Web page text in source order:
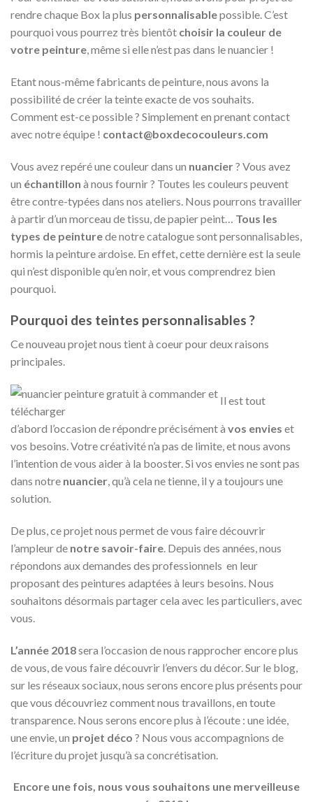
rendre chaque Box la plus personnalisablepossible. C’est
pourquoi vous pourrez très bientôt choisir la couleur de
votre peinture, même si elle n’est pas dans le nuancier !
Etant nous-même fabricants de peinture, nous avons la
possibilité de créer la teinte exacte de vos souhaits.
Comment est-ce possible ? Simplement en prenant contact
avec notre équipe ! contact@boxdecocouleurs.com
Vous avez repéré une couleur dans un nuancier? Vous avez
un échantillon à nous fournir ? Toutes les couleurs peuvent
être contre-typées dans nos ateliers. Nous pourrons travailler
à partir d’un morceau de tissu, de papier peint… Tous les
types de peinturede notre catalogue sont personnalisables,
hormis la peinture ardoise. En effet, cette dernière est la seule
qui n’est disponible qu’en noir, et vous comprendrez bien
pourquoi.
Pourquoi des teintes personnalisables ?
Ce nouveau projet nous tient à coeur pour deux raisons
principales.
Il est tout
d’abord l’occasion de répondre précisément à vos envies et
vos besoins. Votre créativité n’a pas de limite, et nous avons
l’intention de vous aider à la booster. Si vos envies ne sont pas
dans notre nuancier, qu’à cela ne tienne, il y a toujours une
solution.
De plus, ce projet nous permet de vous faire découvrir
l’ampleur de notre savoir-faire . Depuis des années, nous
répondons aux demandes des professionnels en leur
proposant des peintures adaptées à leurs besoins. Nous
souhaitons désormais partager cela avec les particuliers, avec
vous.
L’année 2018sera l’occasion de nous rapprocher encore plus
de vous, de vous faire découvrir l’envers du décor. Sur le blog,
sur les réseaux sociaux, nous serons encore plus présents pour
que vous découvriez comment nous travaillons, en toute
transparence. Nous serons encore plus à l’écoute : une idée,
une envie, un projet déco ? Nous vous accompagnions de
l’écriture du projet jusqu’à sa concrétisation.
Encore une fois, nous vous souhaitons une merveilleuse